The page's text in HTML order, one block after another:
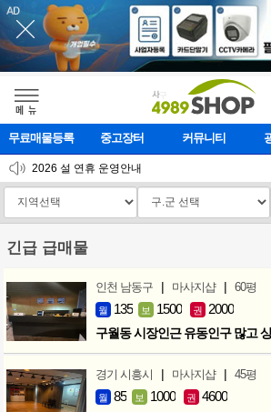
메    뉴
무료매물등록 중고장터 커뮤니티
2026 설 연휴 운영안내
[업데이트]모바일 하단 고정메뉴 추가
[업데이트] 개선사항 안내
긴급 급매물
인천 남동구 | 마사지샵 | 60평
월 135 보 1500 권 2000
구월동 시장인근 유동인구 많고
경기 시흥시 | 마사지샵 | 45평
월 85 보 1000 권 4600